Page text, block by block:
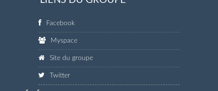
Facebook
Myspace
Site du groupe
Twitter